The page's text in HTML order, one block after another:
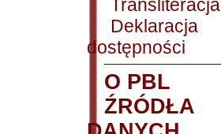
Transliteracja
Deklaracja
dostępności
O PBL
ŹRÓDŁA